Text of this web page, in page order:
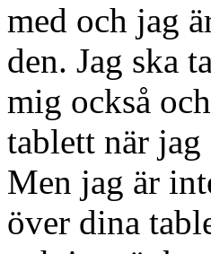
med och jag
den. Jag ska
mig också
tablett när
Men jag är
över dina